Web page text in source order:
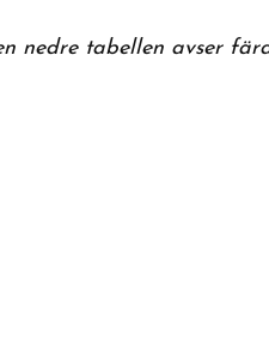
nedre tabellen avser